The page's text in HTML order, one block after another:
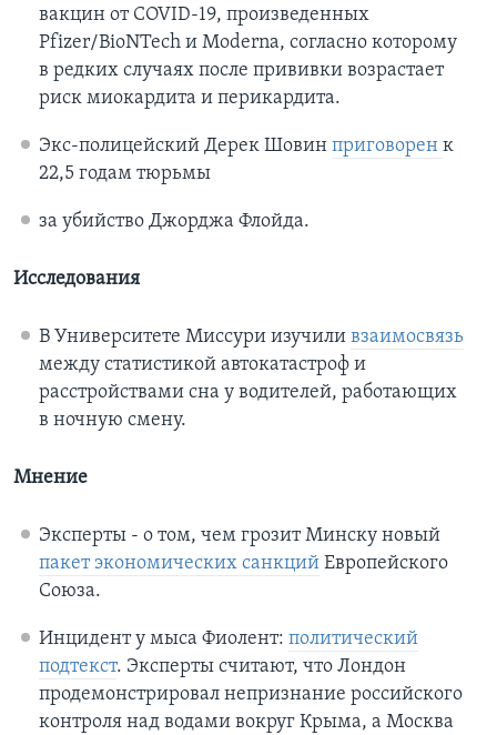
вакцин от COVID-19, произведенных
Pfizer/BioNTech и Moderna, согласно которому
в редких случаях после прививки возрастает
риск миокардита и перикардита.
Экс-полицейский Дерек Шовин приговорен к
22,5 годам тюрьмы
за убийство Джорджа Флойда.
Исследования
В Университете Миссури изучили взаимосвязь
между статистикой автокатастроф и
расстройствами сна у водителей, работающих
в ночную смену.
Мнение
Эксперты - о том, чем грозит Минску новый
пакет экономических санкцийЕвропейского
Союза.
Инцидент у мыса Фиолент: политический
подтекст. Эксперты считают, что Лондон
продемонстрировал непризнание российского
контроля над водами вокруг Крыма, а Москва